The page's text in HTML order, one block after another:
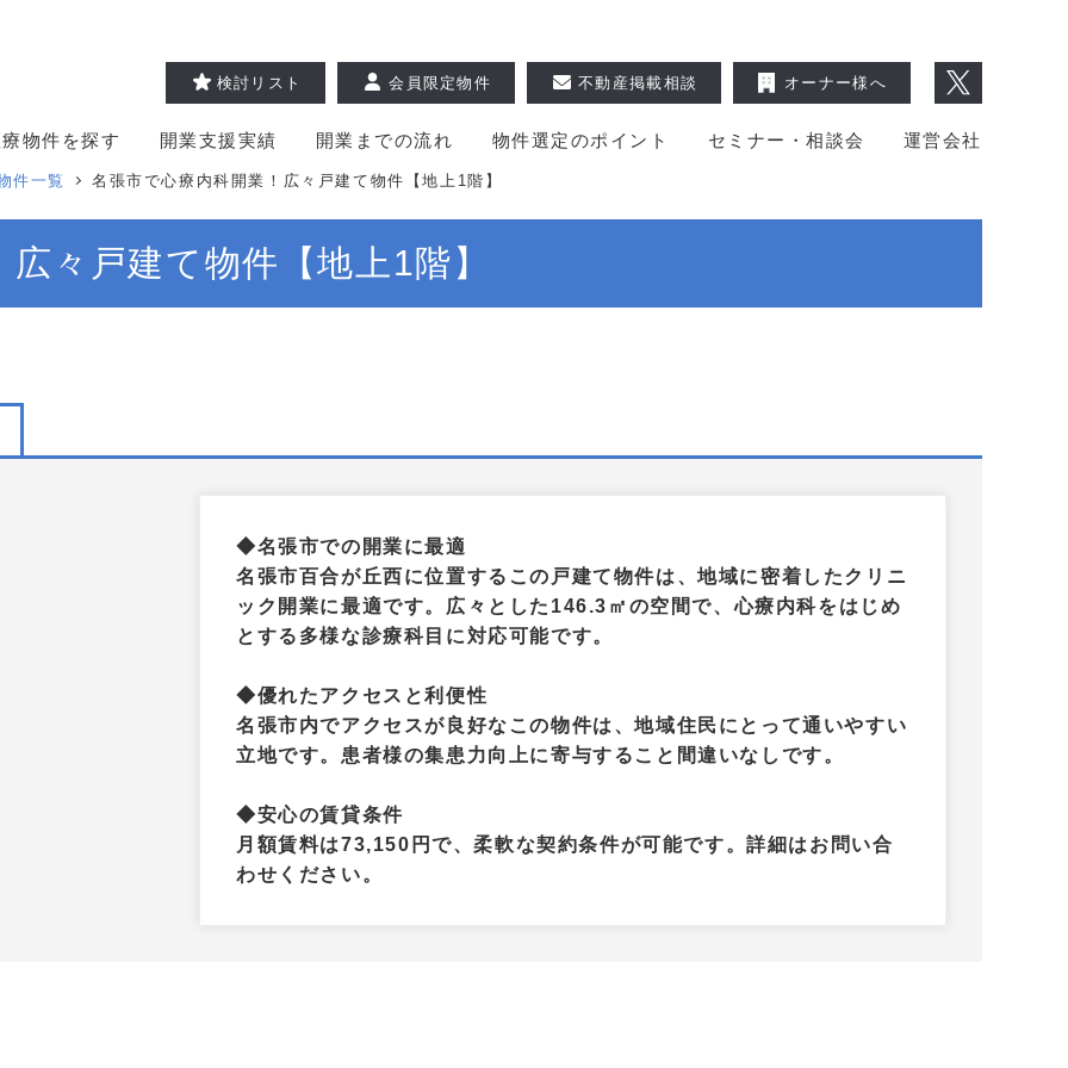
物件を探す 開業支援実績 開業までの流れ 物件選定のポイント セミナー・相談会 運営会社
検討リスト 会員限定物件 不動産掲載相談 オーナー様へ
件一覧 名張市で心療内科開業！広々戸建て物件【地上1階】
々戸建て物件【地上1階】
◆名張市での開業に最適
名張市百合が丘西に位置するこの戸建て物件は、地域に密着したクリニ
ック開業に最適です。広々とした146.3㎡の空間で、心療内科をはじめ
とする多様な診療科目に対応可能です。
◆優れたアクセスと利便性
名張市内でアクセスが良好なこの物件は、地域住民にとって通いやすい
立地です。患者様の集患力向上に寄与すること間違いなしです。
◆安心の賃貸条件
月額賃料は73,150円で、柔軟な契約条件が可能です。詳細はお問い合
わせください。